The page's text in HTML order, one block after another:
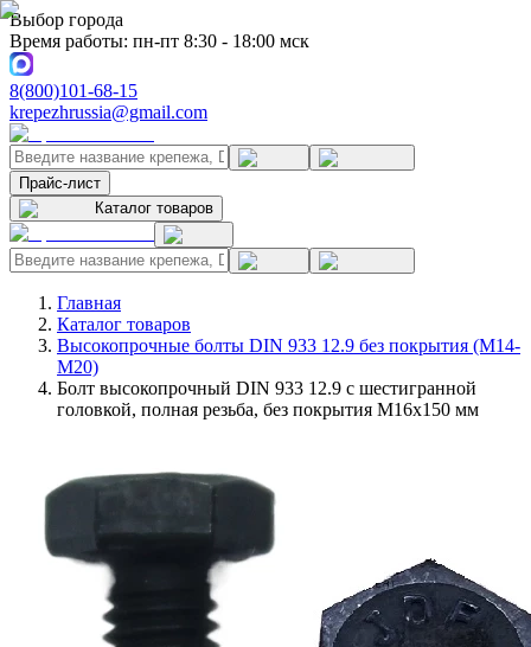
Выбор города
Время работы: пн-пт 8:30 - 18:00 мск
8(800)101-68-15
krepezhrussia@gmail.com
Прайс-лист
Каталог товаров
Главная
Каталог товаров
Высокопрочные болты DIN 933 12.9 без покрытия (M14-
M20)
Болт высокопрочный DIN 933 12.9 с шестигранной
головкой, полная резьба, без покрытия M16x150 мм